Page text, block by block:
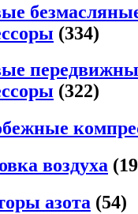
(334)
(322)
воздуха
азота (54)